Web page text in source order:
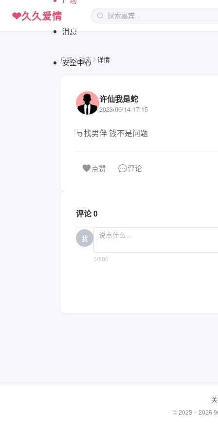
❤久久爱情
消息
安全中心
广场 动态 详情
许仙我是蛇
2023/06/14 17:15
寻找男伴 钱不是问题
点赞 评论
评论 0
我
0/500
© 2023 – 2026